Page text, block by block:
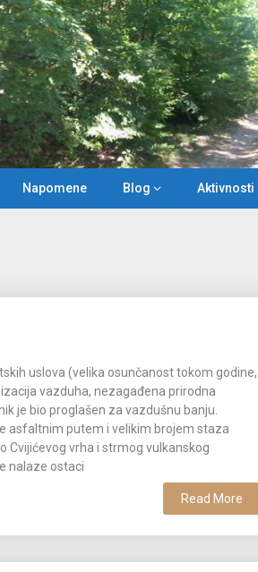
Napomene Blog Aktivnosti
uslova (velika osunčanost tokom godine,
vazduha, nezagađena prirodna
je bio proglašen za vazdušnu banju.
asfaltnim putem i velikim brojem staza
Cvijićevog vrha i strmog vulkanskog
nalaze ostaci
Read More